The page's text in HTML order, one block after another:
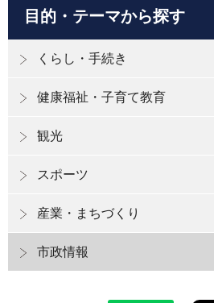
目的・テーマから探す
くらし・手続き
健康福祉・子育て教育
観光
スポーツ
産業・まちづくり
市政情報